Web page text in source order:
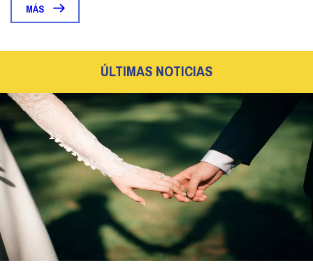
MÁS
ÚLTIMAS NOTICIAS